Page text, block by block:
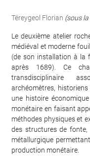
Téreygeol Florian (sous
Le deuxième atelier
médiéval et moderne
(de son installation à la
après 1689). Ce
transdisciplinaire
archéomètres,
une histoire
monétaire en faisant
méthodes physiques et
des structures de
métallurgique
production monétaire.